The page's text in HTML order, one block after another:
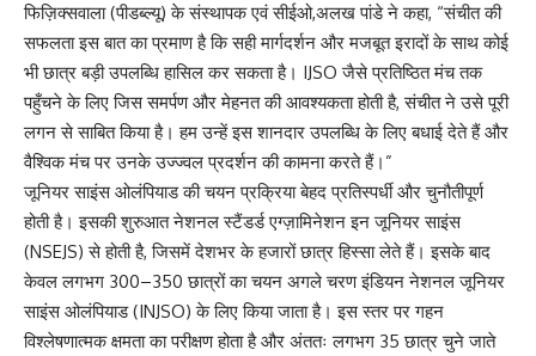
फिज़िक्सवाला (पीडब्ल्यू) के संस्थापक एवं सीईओ,अलख पांडे ने कहा, “संचीत की
सफलता इस बात का प्रमाण है कि सही मार्गदर्शन और मजबूत इरादों के साथ कोई
भी छात्र बड़ी उपलब्धि हासिल कर सकता है। IJSO जैसे प्रतिष्ठित मंच तक
पहुँचने के लिए जिस समर्पण और मेहनत की आवश्यकता होती है, संचीत ने उसे पूरी
लगन से साबित किया है। हम उन्हें इस शानदार उपलब्धि के लिए बधाई देते हैं और
वैश्विक मंच पर उनके उज्ज्वल प्रदर्शन की कामना करते हैं।”
जूनियर साइंस ओलंपियाड की चयन प्रक्रिया बेहद प्रतिस्पर्धी और चुनौतीपूर्ण
होती है। इसकी शुरुआत नेशनल स्टैंडर्ड एग्ज़ामिनेशन इन जूनियर साइंस
(NSEJS) से होती है, जिसमें देशभर के हजारों छात्र हिस्सा लेते हैं। इसके बाद
केवल लगभग 300–350 छात्रों का चयन अगले चरण इंडियन नेशनल जूनियर
साइंस ओलंपियाड (INJSO) के लिए किया जाता है। इस स्तर पर गहन
विश्लेषणात्मक क्षमता का परीक्षण होता है और अंततः लगभग 35 छात्र चुने जाते